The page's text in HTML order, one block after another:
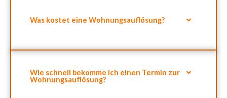
Was kostet eine Wohnungsauflösung?
Wie schnell bekomme ich einen Termin zur
Wohnungsauflösung?